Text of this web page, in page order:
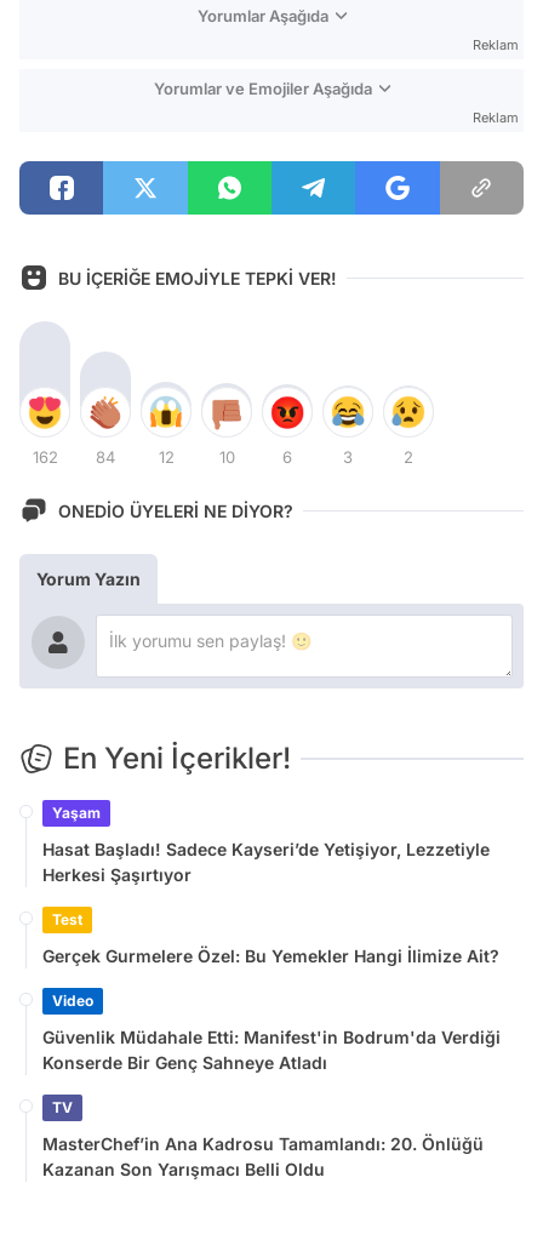
Yorumlar Aşağıda
Reklam
Yorumlar ve Emojiler Aşağıda
Reklam
BU İÇERİĞE EMOJİYLE TEPKİ VER!
162 84 12 10 6 3 2
ONEDİO ÜYELERİ NE DİYOR?
Yorum Yazın
En Yeni İçerikler!
Yaşam
Hasat Başladı! Sadece Kayseri’de Yetişiyor, Lezzetiyle
Herkesi Şaşırtıyor
Test
Gerçek Gurmelere Özel: Bu Yemekler Hangi İlimize Ait?
Video
Güvenlik Müdahale Etti: Manifest'in Bodrum'da Verdiği
Konserde Bir Genç Sahneye Atladı
TV
MasterChef’in Ana Kadrosu Tamamlandı: 20. Önlüğü
Kazanan Son Yarışmacı Belli Oldu